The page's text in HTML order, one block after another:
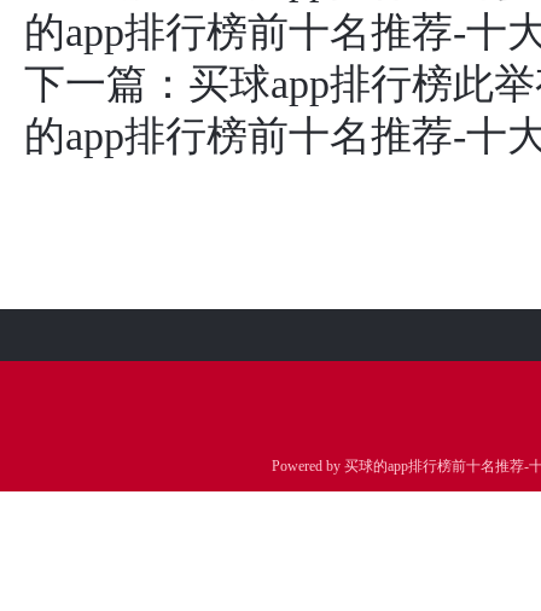
的app排行榜前十名推荐-十
下一篇： 买球app排行榜此
的app排行榜前十名推荐-十
Powered by 买球的app排行榜前十名推荐-